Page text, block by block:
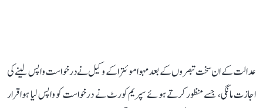
عدالت کے ان سخت تبصروں کے بعد مہوا موئترا کے وکیل نے درخواست واپس لینے کی
اجازت مانگی، جسے منظور کرتے ہوئے سپریم کورٹ نے درخواست کو واپس لیا ہوا قرار